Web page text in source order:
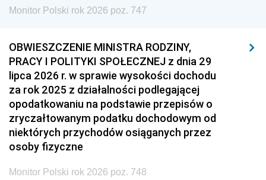
Monitor Polski rok 2026 poz. 747
OBWIESZCZENIE MINISTRA RODZINY,
PRACY I POLITYKI SPOŁECZNEJ z dnia 29
lipca 2026 r. w sprawie wysokości dochodu
za rok 2025 z działalności podlegającej
opodatkowaniu na podstawie przepisów o
zryczałtowanym podatku dochodowym od
niektórych przychodów osiąganych przez
osoby fizyczne
Monitor Polski rok 2026 poz. 748